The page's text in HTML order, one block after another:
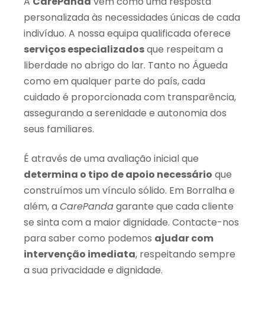
personalizada às necessidades únicas de cada
indivíduo. A nossa equipa qualificada oferece
serviços especializadosque respeitam a
liberdade no abrigo do lar. Tanto no Águeda
como em qualquer parte do país, cada
cuidado é proporcionada com transparência,
assegurando a serenidade e autonomia dos
seus familiares.
É através de uma avaliação inicial que
determina o tipo de apoio necessário que
construímos um vínculo sólido. Em Borralha e
além, a CarePandagarante que cada cliente
se sinta com a maior dignidade. Contacte-nos
para saber como podemos ajudar com
intervenção imediata, respeitando sempre
a sua privacidade e dignidade.